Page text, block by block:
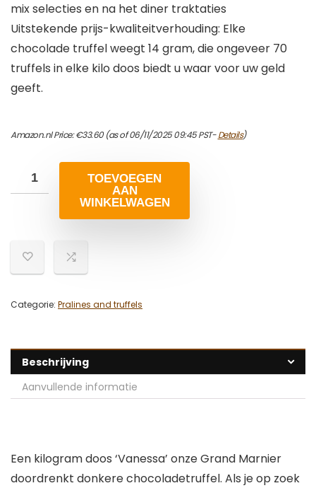
mix selecties en na het diner traktaties
Uitstekende prijs-kwaliteitverhouding: Elke
chocolade truffel weegt 14 gram, die ongeveer 70
truffels in elke kilo doos biedt u waar voor uw geld
geeft.
Amazon.nl Price:€33.60(as of 06/11/2025 09:45 PST-Details)
TOEVOEGEN
AAN
WINKELWAGEN
Categorie: Pralines and truffels
Beschrijving
Aanvullende informatie
Een kilogram doos ‘Vanessa’ onze Grand Marnier
doordrenkt donkere chocoladetruffel. Als je op zoek